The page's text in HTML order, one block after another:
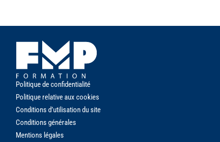
Politique de confidentialité
Politique relative aux cookies
Conditions d’utilisation du site
Conditions générales
Mentions légales